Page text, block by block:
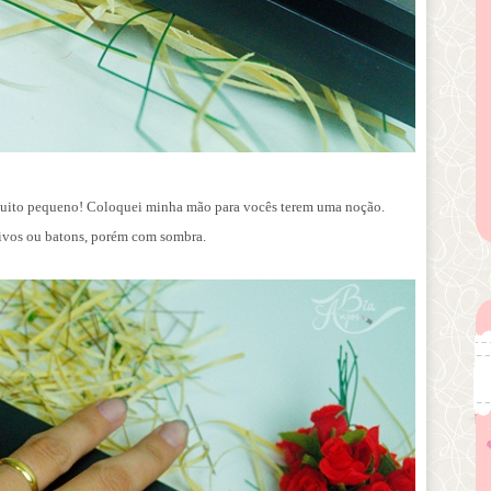
pequeno! Coloquei minha mão para vocês terem uma noção.
ou batons, porém com sombra.